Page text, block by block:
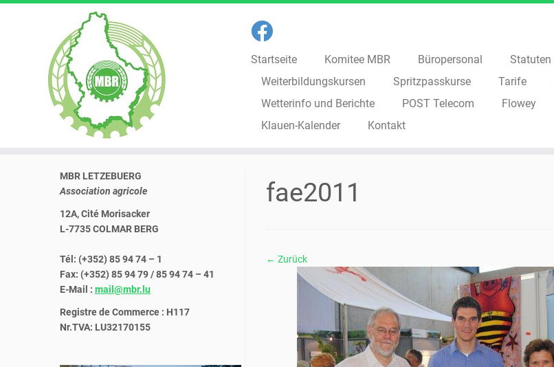
Startseite Komitee MBR Büropersonal Statuten
Weiterbildungskursen
Spritzpasskurse Tarife
Wetterinfo und Berichte
POST Telecom Flowey
Klauen-Kalender
Kontakt
MBR LETZEBUERG
Association agricole
12A, Cité Morisacker
L-7735 COLMAR BERG
Tél: (+352) 85 94 74 – 1
Fax: (+352) 85 94 79 / 85 94 74 – 41
E-Mail : mail@mbr.lu
Registre de Commerce : H117
Nr.TVA: LU32170155
fae2011
← Zurück